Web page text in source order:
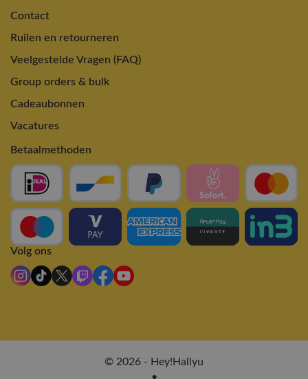
Contact
Ruilen en retourneren
Veelgestelde Vragen (FAQ)
Group orders & bulk
Cadeaubonnen
Vacatures
Betaalmethoden
Volg ons
© 2026 - Hey!Hallyu